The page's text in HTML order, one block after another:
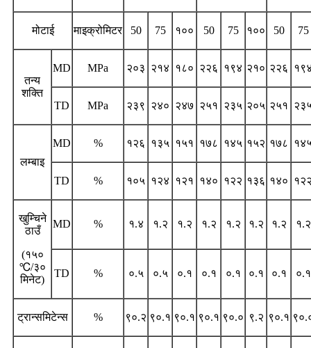
मोटाई माइक्रोमिटर 50 75 १०० 50 75 १०० 50 75
तन्य
शक्ति
MD MPa २०३ २१४ १८० २२६ १९४ २१० २२६
TD MPa २३९ २४० २४७ २५१ २३५ २०५ २५१
लम्बाइ
MD % १२६ १३५ १५१ १७८ १४५ १५२ १७८
TD % १०५ १२४ १२१ १४० १२२ १३६ १४०
खुम्चिने
ठाउँ
(१५०
℃/३०
मिनेट)
MD % १.४ १.२ १.२ १.२ १.२ १.२ १.२ १.२
TD % ०.५ ०.५ ०.१ ०.१ ०.१ ०.१ ०.१ ०.१
ट्रान्समिटेन्स % ९०.२ ९०.१ ९०.१ ९०.१ ९०.० ९.२ ९०.१